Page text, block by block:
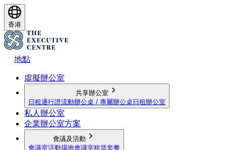
香港
地點
虛擬辦公室
共享辦公室
日租通行證流動辦公桌 / 專屬辦公桌 日租辦公室
私人辦公室
企業辦公室方案
會議及活動
會議室活動場地會議室租賃套餐